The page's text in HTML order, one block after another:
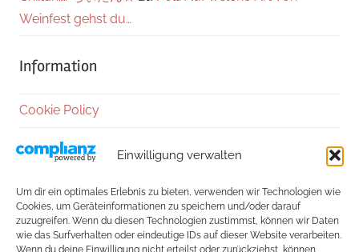
Einwilligung verwalten
Um dir ein optimales Erlebnis zu bieten, verwenden wir Technologien wie
Cookies, um Geräteinformationen zu speichern und/oder darauf
zuzugreifen. Wenn du diesen Technologien zustimmst, können wir Daten
wie das Surfverhalten oder eindeutige IDs auf dieser Website verarbeiten.
Wenn du deine Einwilligung nicht erteilst oder zurückziehst, können
Weinfest gehst du…
Information
Cookie Policy
Datenschutzerklärung
Kontakt